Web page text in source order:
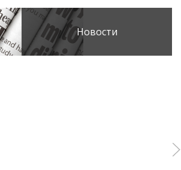
Новости